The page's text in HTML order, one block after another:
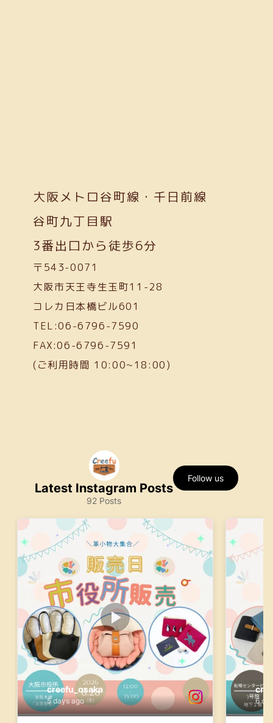
大阪メトロ谷町線・千日前線
谷町九丁目駅
3番出口から徒歩6分
〒543-0071
大阪市天王寺生玉町11-28
コレカ日本橋ビル601
TEL:06-6796-7590
FAX:06-6796-7591
(ご利用時間 10:00~18:00)